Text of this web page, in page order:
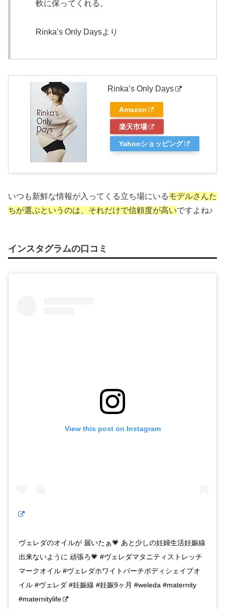
軟に保ってくれる。
Rinka’s Only Daysより
Rinka’s Only Days
Amazon
楽天市場
Yahooショッピング
いつも新鮮な情報が入ってくる立ち場にいるモデルさんた
ちが選ぶというのは、それだけで信頼度が高いですよね♪
インスタグラムの口コミ
View this post on Instagram
ヴェレダのオイルが 届いたぁ💗 あと少しの妊婦生活妊娠線
出来ないように 頑張ろ💗 #ヴェレダマタニティストレッチ
マークオイル #ヴェレダホワイトバーチボディシェイプオ
イル #ヴェレダ #妊娠線 #妊娠9ヶ月 #weleda #maternity
#maternitylife